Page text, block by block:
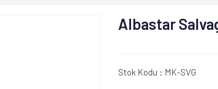
Albastar
Stok Kodu : MK-SVG